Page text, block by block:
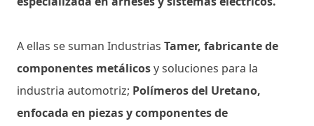
A ellas se suman Industrias Tamer, fabricante de
componentes metálicosy soluciones para la
industria automotriz; Polímeros del Uretano,
enfocada en piezas y componentes de